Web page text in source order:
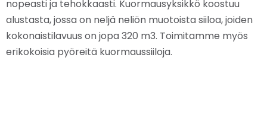
nopeasti ja tehokkaasti. Kuormausyksikkö koostuu
alustasta, jossa on neljä neliön muotoista siiloa, joiden
kokonaistilavuus on jopa 320 m3. Toimitamme myös
erikokoisia pyöreitä kuormaussiiloja.